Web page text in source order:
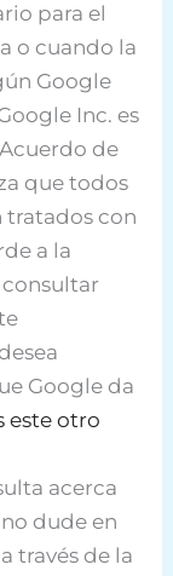
para el
o cuando la
Google
Inc. es
de
que todos
tratados con
a la
Google da
este otro
acerca
no dude en
través de la